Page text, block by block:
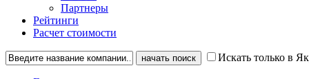
Партнеры
Рейтинги
Расчет стоимости
Искать только в